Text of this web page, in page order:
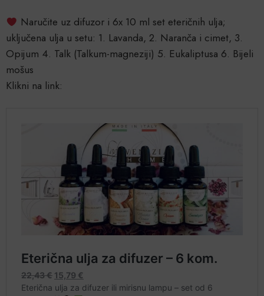
Naručite uz difuzor i 6x 10 ml set eteričnih ulja;
uključena ulja u setu: 1. Lavanda, 2. Naranča i cimet, 3.
Opijum 4. Talk (Talkum-magneziji) 5. Eukaliptusa 6. Bijeli
mošus
Klikni na link: